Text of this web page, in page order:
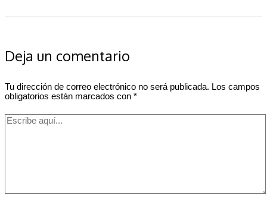
Deja un comentario
Tu dirección de correo electrónico no será publicada. Los campos
obligatorios están marcados con *
Escribe